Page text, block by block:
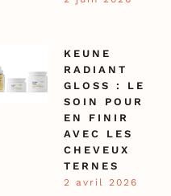
KEUNE
RADIANT
GLOSS : LE
SOIN POUR
EN FINIR
AVEC LES
CHEVEUX
TERNES
2 avril 2026